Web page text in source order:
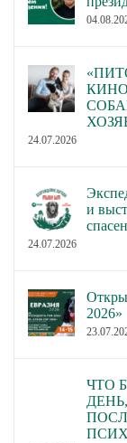
24.07.2026
и
24.07.2026
2026»
ЧТО